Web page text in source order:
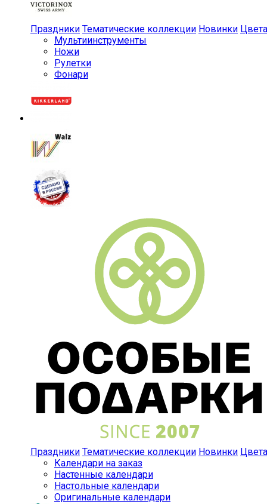
Праздники Тематические коллекции Новинки Цвета
Мульти­инструменты
Ножи
Рулетки
Фонари
Праздники Тематические коллекции Новинки Цвета
Календари на заказ
Настенные календари
Настольные календари
Оригинальные календари